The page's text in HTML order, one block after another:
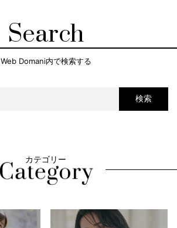
Search
Web Domani内で検索する
検索
カテゴリー